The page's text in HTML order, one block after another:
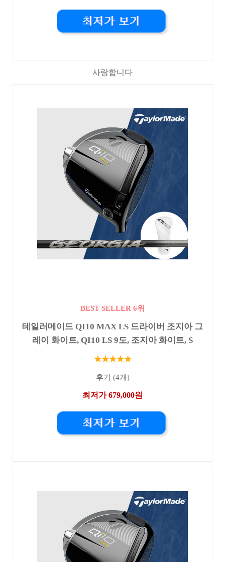
사랑합니다
BEST SELLER 6위
테일러메이드 QI10 MAX LS 드라이버 조지아 그
레이 화이트, QI10 LS 9도, 조지아 화이트, S
★★★★★
후기 (4개)
최저가 679,000원